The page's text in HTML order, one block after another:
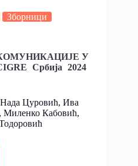
Зборници
У
Србија 2024
Цуровић, Ива
Миленко Кабовић,